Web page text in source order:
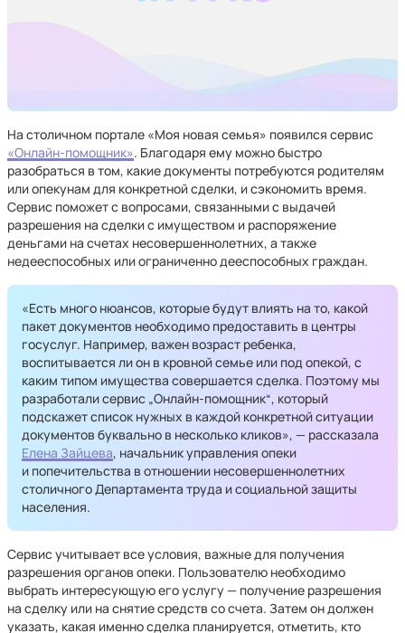
На столичном портале «Моя новая семья» появился сервис
«Онлайн-помощник». Благодаря ему можно быстро
разобраться в том, какие документы потребуются родителям
или опекунам для конкретной сделки, и сэкономить время.
Сервис поможет с вопросами, связанными с выдачей
разрешения на сделки с имуществом и распоряжение
деньгами на счетах несовершеннолетних, а также
недееспособных или ограниченно дееспособных граждан.
«Есть много нюансов, которые будут влиять на то, какой
пакет документов необходимо предоставить в центры
госуслуг. Например, важен возраст ребенка,
воспитывается ли он в кровной семье или под опекой, с
каким типом имущества совершается сделка. Поэтому мы
разработали сервис „Онлайн-помощник“, который
подскажет список нужных в каждой конкретной ситуации
документов буквально в несколько кликов», — рассказала
Елена Зайцева, начальник управления опеки
и попечительства в отношении несовершеннолетних
столичного Департамента труда и социальной защиты
населения.
Сервис учитывает все условия, важные для получения
разрешения органов опеки. Пользователю необходимо
выбрать интересующую его услугу — получение разрешения
на сделку или на снятие средств со счета. Затем он должен
указать, какая именно сделка планируется, отметить, кто